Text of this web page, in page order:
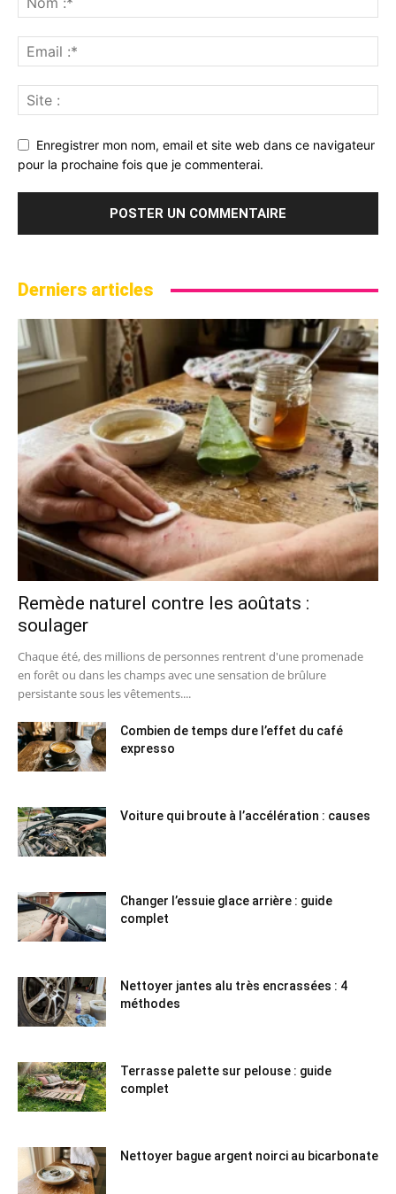
Enregistrer mon nom, email et site web dans ce navigateur
pour la prochaine fois que je commenterai.
Derniers articles
Remède naturel contre les aoûtats :
soulager
Chaque été, des millions de personnes rentrent d'une promenade
en forêt ou dans les champs avec une sensation de brûlure
persistante sous les vêtements....
Combien de temps dure l’effet du café
expresso
Voiture qui broute à l’accélération : causes
Changer l’essuie glace arrière : guide
complet
Nettoyer jantes alu très encrassées : 4
méthodes
Terrasse palette sur pelouse : guide
complet
Nettoyer bague argent noirci au bicarbonate